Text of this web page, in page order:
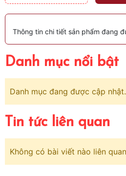
Thông tin chi tiết sản phẩm đang
Danh mục nổi bật
Danh mục đang được cập nhật.
Tin tức liên quan
Không có bài viết nào liên